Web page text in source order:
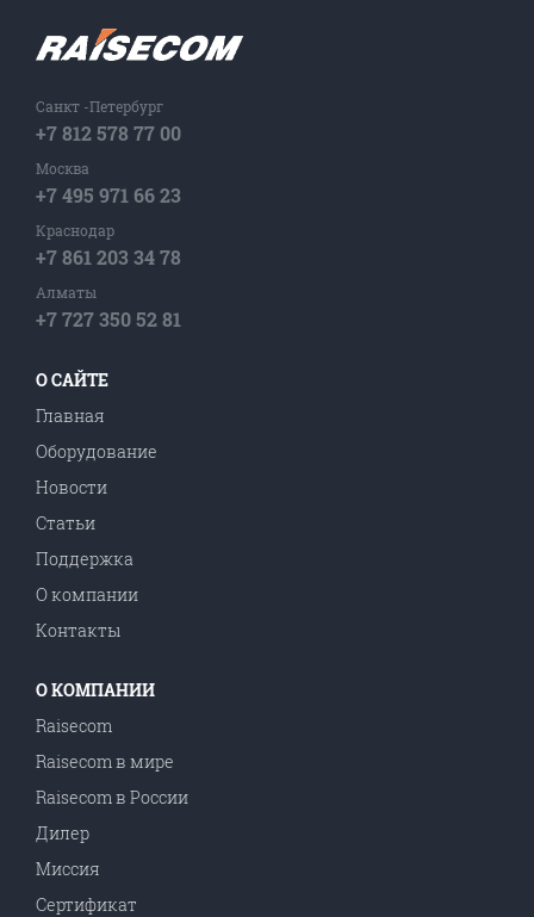
Санкт -Петербург
+7 812 578 77 00
Москва
+7 495 971 66 23
Краснодар
+7 861 203 34 78
Алматы
+7 727 350 52 81
О САЙТЕ
Главная
Оборудование
Новости
Статьи
Поддержка
О компании
Контакты
О КОМПАНИИ
Raisecom
Raisecom в мире
Raisecom в Роcсии
Дилер
Миссия
Сертификат